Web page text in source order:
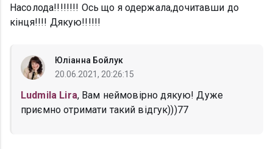
Насолода!!!!!!!! Ось що я одержала,дочитавши до
кінця!!!! Дякую!!!!!!
Юліанна Бойлук
20.06.2021, 20:26:15
Ludmila Lira, Вам неймовірно дякую! Дуже
приємно отримати такий відгук)))77